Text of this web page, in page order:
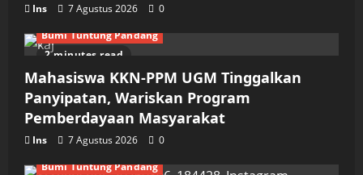
Ins 7 Agustus 2026 0
2 minutes read
Bumi Tuntung Pandang
Mahasiswa KKN-PPM UGM Tinggalkan
Panyipatan, Wariskan Program
Pemberdayaan Masyarakat
Ins 7 Agustus 2026 0
Bumi Tuntung Pandang